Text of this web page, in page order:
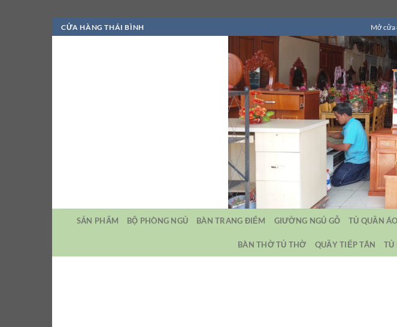
Bỏ
qua
CỬA HÀNG THÁI BÌNH Mở cửa
SẢN PHẨM BỘ PHÒNG NGỦ BÀN TRANG ĐIỂM GIƯỜNG NGỦ GỖ TỦ QUẦN
BÀN THỜ TỦ THỜ QUẦY TIẾP TÂN TỦ